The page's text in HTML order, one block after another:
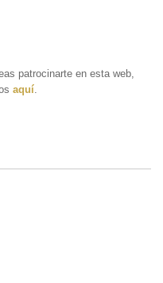
patrocinarte en esta web,
aquí